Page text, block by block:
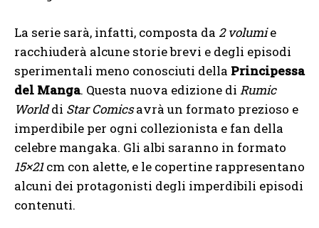
La serie sarà, infatti, composta da 2 volumie
racchiuderà alcune storie brevi e degli episodi
sperimentali meno conosciuti della Principessa
del Manga. Questa nuova edizione di Rumic
Worlddi Star Comicsavrà un formato prezioso e
imperdibile per ogni collezionista e fan della
celebre mangaka. Gli albi saranno in formato
15×21cm con alette, e le copertine rappresentano
alcuni dei protagonisti degli imperdibili episodi
contenuti.